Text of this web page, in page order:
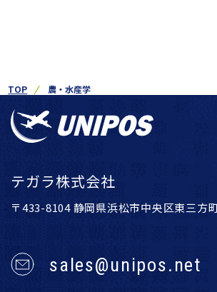
TOP 農・水産学
テガラ株式会社
〒433-8104 静岡県浜松市中央区東三方
sales@unipos.net